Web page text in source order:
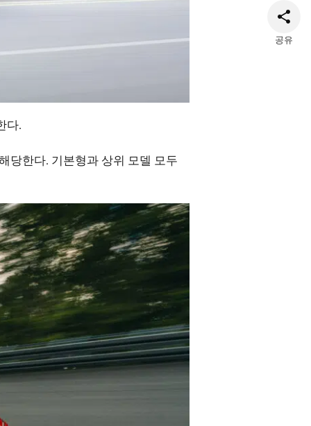
다.
당한다. 기본형과 상위 모델 모두
공유